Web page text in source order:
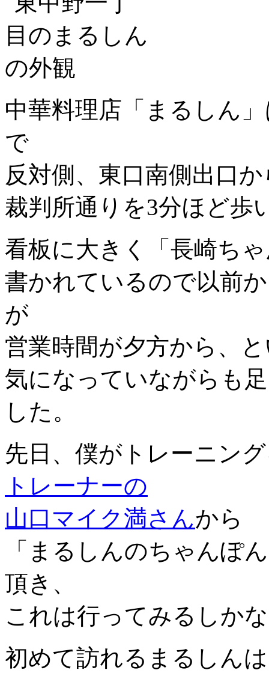
中華料理店「まるしん
で
反対側、東口南側出口
裁判所通りを3分ほど歩
看板に大きく「長崎ち
書かれているので以前
が
営業時間が夕方から、
気になっていながらも
した。
先日、僕がトレーニン
トレーナーの
山口マイク満さんから
「 まるしんのちゃんぽ
頂き、
これは行ってみるしか
初めて訪れるまるしん